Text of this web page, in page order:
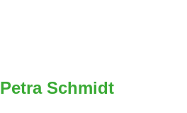
Petra Schmidt